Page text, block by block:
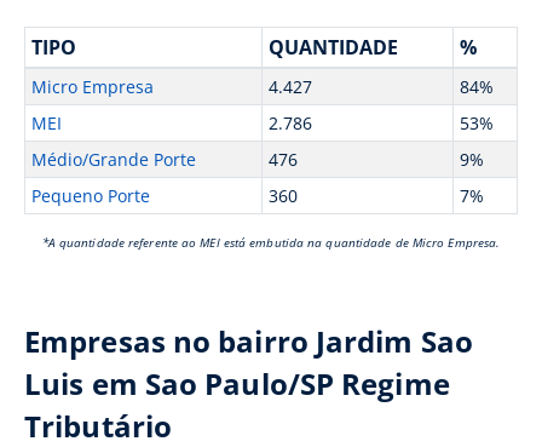
TIPO QUANTIDADE %
Micro Empresa 4.427
84%
MEI
2.786
53%
Médio/Grande Porte
476
9%
Pequeno Porte
360 7%
*A quantidade referente ao MEI está embutida na quantidade de Micro Empresa.
Empresas no bairro Jardim Sao
Luis em Sao Paulo/SP Regime
Tributário